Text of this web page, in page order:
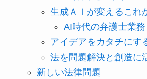
生成ＡＩが変えるこれ
AI時代の弁護士業務
アイデアをカタチにす
法を問題解決と創造に
新しい法律問題